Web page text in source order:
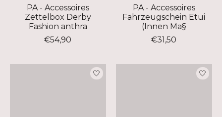
PA - Accessoires
Zettelbox Derby
Fashion anthra
€54,90
PA - Accessoires
Fahrzeugschein Etui
(Innen Ma§
€31,50